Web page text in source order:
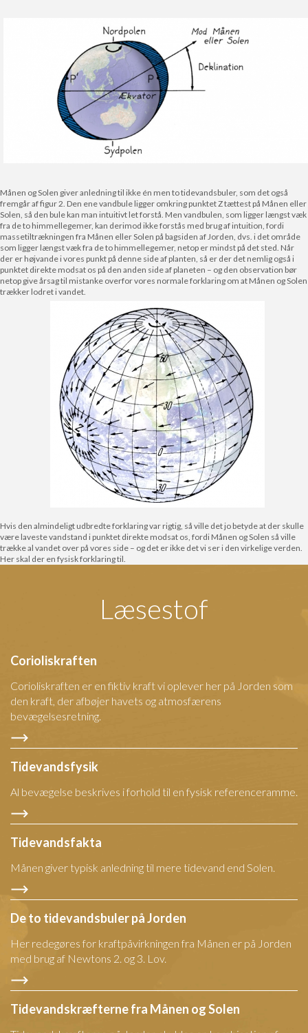
Månen og Solen giver anledning til ikke én men to tidevandsbuler, som det også
fremgår af figur 2. Den ene vandbule ligger omkring punktet Z tættest på Månen eller
Solen, så den bule kan man intuitivt let forstå. Men vandbulen, som ligger længst væk
fra de to himmellegemer, kan derimod ikke forstås med brug af intuition, fordi
massetiltrækningen fra Månen eller Solen på bagsiden af Jorden, dvs. i det område
som ligger længst væk fra de to himmellegemer, netop er mindst på det sted. Når
der er højvande i vores punkt på denne side af planten, så er der det nemlig også i
punktet direkte modsat os på den anden side af planeten – og den observation bør
netop give årsag til mistanke overfor vores normale forklaring om at Månen og Solen
trækker lodret i vandet.
Hvis den almindeligt udbredte forklaring var rigtig, så ville det jo betyde at der skulle
være laveste vandstand i punktet direkte modsat os, fordi Månen og Solen så ville
trække al vandet over på vores side – og det er ikke det vi ser i den virkelige verden.
Her skal der en fysisk forklaring til.
Læsestof
Corioliskraften
Corioliskraften er en fiktiv kraft vi oplever her på Jorden som
den kraft, der afbøjer havets og atmosfærens
bevægelsesretning.
Tidevandsfysik
Al bevægelse beskrives i forhold til en fysisk referenceramme.
Tidevandsfakta
Månen giver typisk anledning til mere tidevand end Solen.
De to tidevandsbuler på Jorden
Her redegøres for kraftpåvirkningen fra Månen er på Jorden
med brug af Newtons 2. og 3. Lov.
Tidevandskræfterne fra Månen og Solen